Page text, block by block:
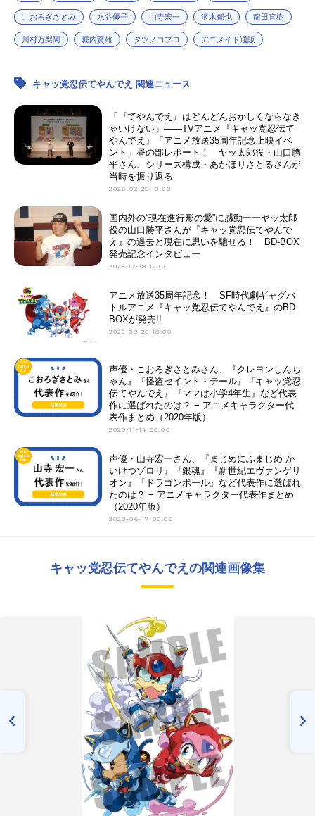
こおろぎさとみ 水谷優子 山寺宏一 沢木郁也 龍田直樹
川村万梨阿 堀内賢雄 タツノコプロ アニメイト通販
キャッ党忍伝てやんでえ 関連ニュース
「『てやんでえ』はどんどんおかしくならなき
ゃいけない」——TVアニメ『キャッ党忍伝て
やんでえ』「アニメ放送35周年記念上映イベ
ント」昼の部レポート！ ヤッ太郎役・山口勝
平さん、シリーズ構成・あかほりさとるさんが
当時を振り返る
2026-02-25 18:00
国内外の“現在進行形の愛”に感動ーーヤッ太郎
役の山口勝平さんが『キャッ党忍伝てやんで
え』の過去と現在に思いを馳せる！ BD-BOX
発売記念インタビュー
2025-12-18 12:00
アニメ放送35周年記念！ SF時代劇ギャグバ
トルアニメ『キャッ党忍伝てやんでえ』のBD-
BOXが発売!!
2025-09-26 18:00
声優・こおろぎさとみさん、『クレヨンしんち
ゃん』『怪盗セイント・テール』『キャッ党忍
伝てやんでえ』『ママは小学4年生』など代表
作に選ばれたのは？ − アニメキャラクター代
表作まとめ（2020年版）
2020-11-14 00:00
声優・山寺宏一さん、『まじめにふまじめ か
いけつゾロリ』『銀魂』『新世紀エヴァンゲリ
オン』『ドラゴンボール』など代表作に選ばれ
たのは？ − アニメキャラクター代表作まとめ
（2020年版）
2020-06-17 00:00
キャッ党忍伝てやんでえの関連画像集